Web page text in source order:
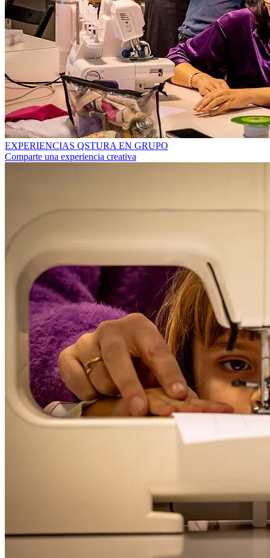
EXPERIENCIAS QSTURA EN GRUPO
Comparte una experiencia creativa